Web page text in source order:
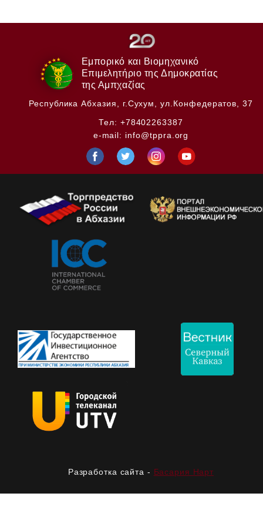
Εμπορικό και Βιομηχανικό
Επιμελητήριο της Δημοκρατίας
της Αμπχαζίας
Республика Абхазия,
г.Сухум, ул.Конфедератов, 37
Тел: +78402263387
e-mail: info@tppra.org
Разработка сайта - Басария Нарт